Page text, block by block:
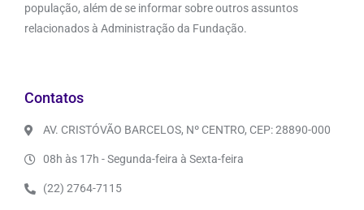
população, além de se informar sobre outros assuntos
relacionados à Administração da Fundação.
Contatos
AV. CRISTÓVÃO BARCELOS, Nº CENTRO, CEP: 28890-000
08h às 17h - Segunda-feira à Sexta-feira
(22) 2764-7115